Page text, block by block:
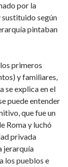
por la
sustituido según
pintaban
primeros
y familiares,
se explica en el
puede entender
que fue un
Roma y luchó
privada
jerarquía
los pueblos e